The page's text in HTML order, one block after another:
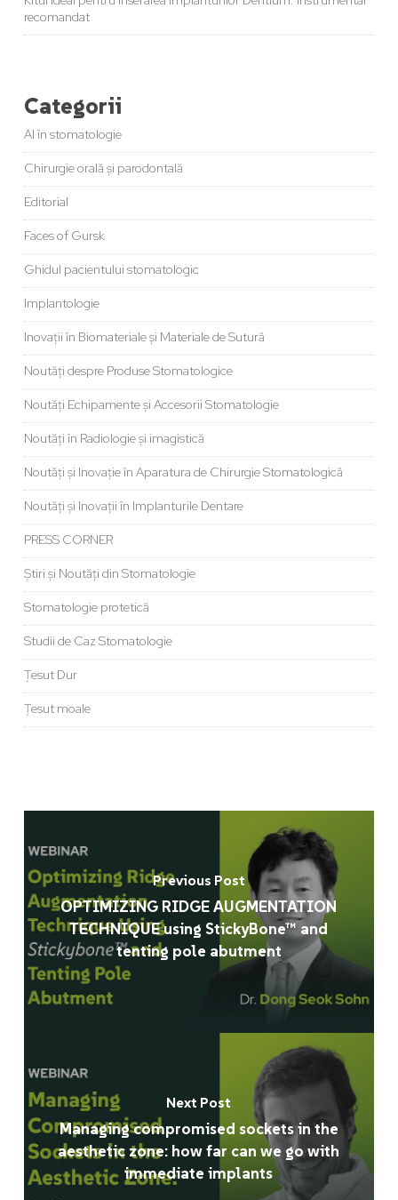
recomandat
Categorii
AI în stomatologie
Chirurgie orală și parodontală
Editorial
Faces of Gursk
Ghidul pacientului stomatologic
Implantologie
Inovații în Biomateriale și Materiale de Sutură
Noutăți despre Produse Stomatologice
Noutăți Echipamente și Accesorii Stomatologie
Noutăți în Radiologie și imagistică
Noutăți și Inovație în Aparatura de Chirurgie Stomatologică
Noutăți și Inovații în Implanturile Dentare
PRESS CORNER
Știri și Noutăți din Stomatologie
Stomatologie protetică
Studii de Caz Stomatologie
Țesut Dur
Țesut moale
Previous Post
OPTIMIZING RIDGE AUGMENTATION
TECHNIQUE using StickyBone™ and
tenting pole abutment
Next Post
Managing compromised sockets in the
aesthetic zone: how far can we go with
immediate implants